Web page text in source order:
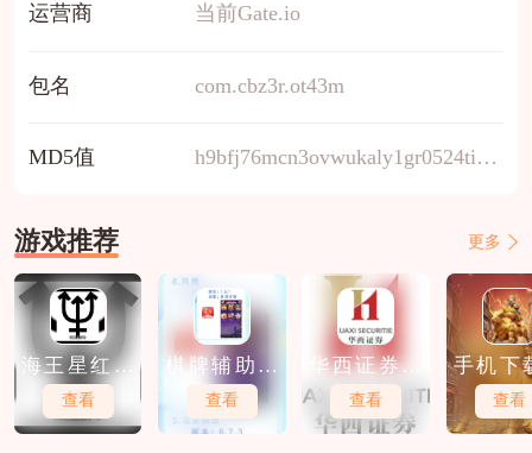
运营商 当前Gate.io
包名 com.cbz3r.ot43m
MD5值 h9bfj76mcn3ovwukaly1gr0524tixezd
游戏推荐 更多
海王星红包
软件下载
查看
棋牌辅助软
件免费下载
查看
华西证券软
件免费下载
查看
手机下
股软件
查看